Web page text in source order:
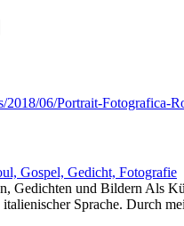
Gospel, Gedicht, Fotografie
Gedichten und Bildern Als
Sprache. Durch